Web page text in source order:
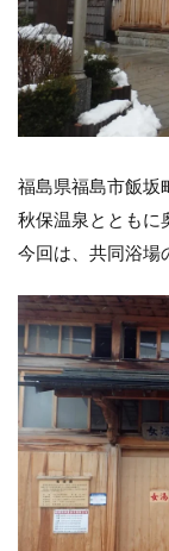
福島県福島市飯坂
秋保温泉とともに
今回は、共同浴場